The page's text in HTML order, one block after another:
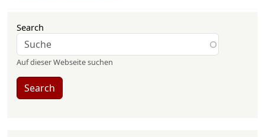
Search
Auf dieser Webseite suchen
Search